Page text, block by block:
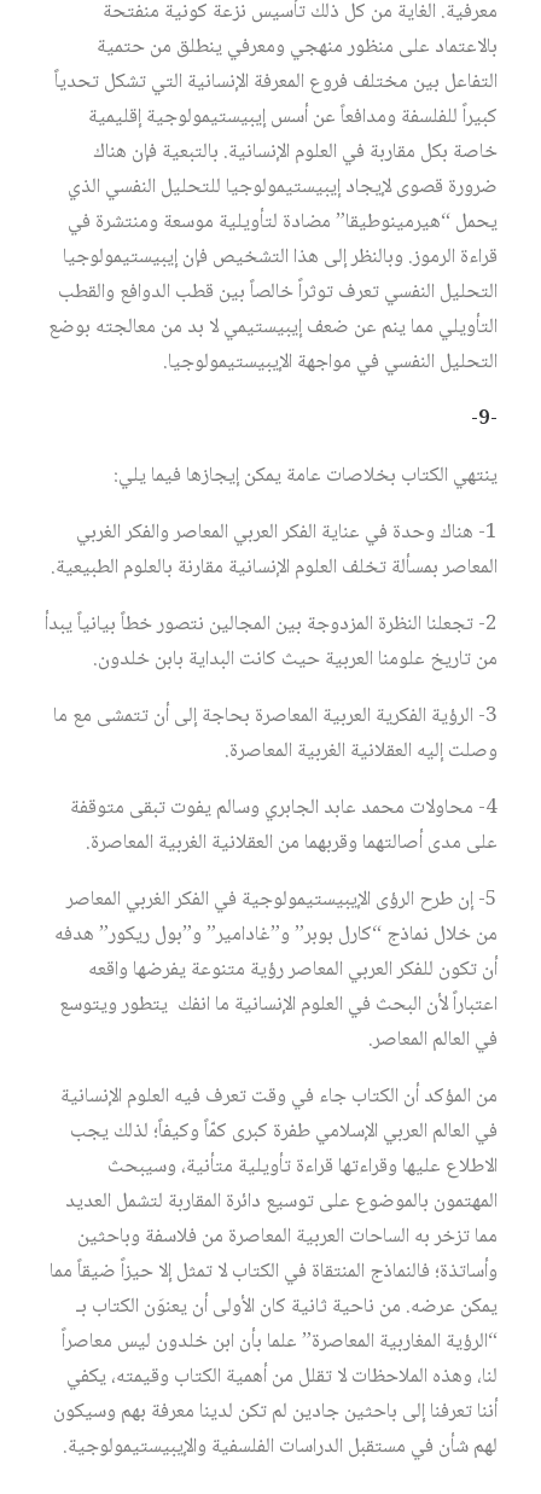
معرفية. الغاية من كل ذلك تأسيس نزعة كونية منفتحة
بالاعتماد على منظور منهجي ومعرفي ينطلق من حتمية
التفاعل بين مختلف فروع المعرفة الإنسانية التي تشكل تحدياً
كبيراً للفلسفة ومدافعاً عن أسس إيبيستيمولوجية إقليمية
خاصة بكل مقاربة في العلوم الإنسانية. بالتبعية فإن هناك
ضرورة قصوى لإيجاد إيبيستيمولوجيا للتحليل النفسي الذي
يحمل “هيرمينوطيقا” مضادة لتأويلية موسعة ومنتشرة في
قراءة الرموز. وبالنظر إلى هذا التشخيص فإن إيبيستيمولوجيا
التحليل النفسي تعرف توثراً خالصاً بين قطب الدوافع والقطب
التأويلي مما ينم عن ضعف إيبيستيمي لا بد من معالجته بوضع
التحليل النفسي في مواجهة الإيبيستيمولوجيا.
-9-
ينتهي الكتاب بخلاصات عامة يمكن إيجازها فيما يلي:
1- هناك وحدة في عناية الفكر العربي المعاصر والفكر الغربي
المعاصر بمسألة تخلف العلوم الإنسانية مقارنة بالعلوم الطبيعية.
2- تجعلنا النظرة المزدوجة بين المجالين نتصور خطاً بيانياً يبدأ
من تاريخ علومنا العربية حيث كانت البداية بابن خلدون.
3- الرؤية الفكرية العربية المعاصرة بحاجة إلى أن تتمشى مع ما
وصلت إليه العقلانية الغربية المعاصرة.
4- محاولات محمد عابد الجابري وسالم يفوت تبقى متوقفة
على مدى أصالتهما وقربهما من العقلانية الغربية المعاصرة.
5- إن طرح الرؤى الإيبيستيمولوجية في الفكر الغربي المعاصر
من خلال نماذج “كارل بوبر” و”غادامير” و”بول ريكور” هدفه
أن تكون للفكر العربي المعاصر رؤية متنوعة يفرضها واقعه
اعتباراً لأن البحث في العلوم الإنسانية ما انفك يتطور ويتوسع
في العالم المعاصر.
من المؤكد أن الكتاب جاء في وقت تعرف فيه العلوم الإنسانية
في العالم العربي الإسلامي طفرة كبرى كمّاً وكيفاً؛ لذلك يجب
الاطلاع عليها وقراءتها قراءة تأويلية متأنية، وسيبحث
المهتمون بالموضوع على توسيع دائرة المقاربة لتشمل العديد
مما تزخر به الساحات العربية المعاصرة من فلاسفة وباحثين
وأساتذة؛ فالنماذج المنتقاة في الكتاب لا تمثل إلا حيزاً ضيقاً مما
يمكن عرضه. من ناحية ثانية كان الأولى أن يعنوَن الكتاب بـ
“الرؤية المغاربية المعاصرة” علما بأن ابن خلدون ليس معاصراً
لنا، وهذه الملاحظات لا تقلل من أهمية الكتاب وقيمته، يكفي
أننا تعرفنا إلى باحثين جادين لم تكن لدينا معرفة بهم وسيكون
لهم شأن في مستقبل الدراسات الفلسفية والإيبيستيمولوجية.